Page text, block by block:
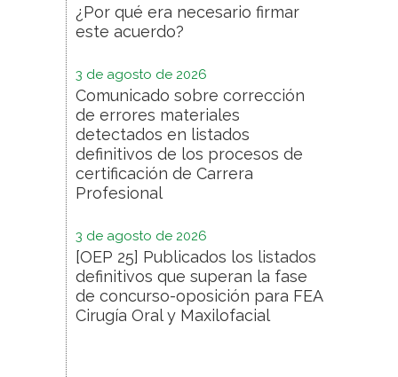
¿Por qué era necesario firmar
este acuerdo?
3 de agosto de 2026
Comunicado sobre corrección
de errores materiales
detectados en listados
definitivos de los procesos de
certificación de Carrera
Profesional
3 de agosto de 2026
[OEP 25] Publicados los listados
definitivos que superan la fase
de concurso-oposición para FEA
Cirugía Oral y Maxilofacial